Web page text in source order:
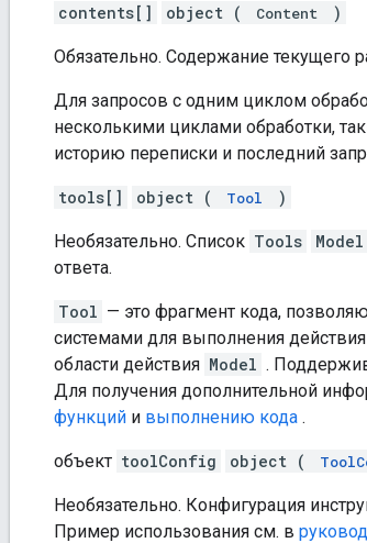
contents[]
object ( Content )
Обязательно. Содержание текущего
Для запросов с одним циклом
несколькими циклами обработки,
историю переписки и последний
tools[] object ( Tool )
Необязательно. Список Tools Model
ответа.
Tool — это фрагмент кода,
системами для выполнения
области действия Model .
Для получения дополнительной
функций и выполнению кода .
объект toolConfig object (
Необязательно. Конфигурация
Пример использования см. в